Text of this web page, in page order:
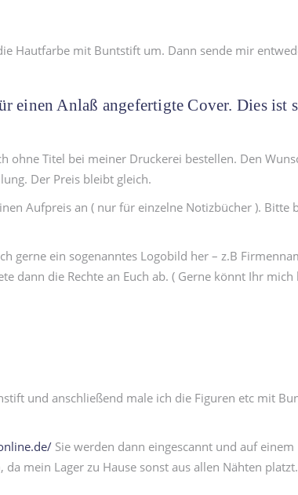
Hautfarbe mit Buntstift um. Dann sende mir
einen Anlaß angefertigte Cover. Dies ist
ohne Titel bei meiner Druckerei bestellen. Den
Der Preis bleibt gleich.
Aufpreis an ( nur für einzelne Notizbücher ). Bitte
gerne ein sogenanntes Logobild her – z.B
dann die Rechte an Euch ab. ( Gerne könnt Ihr mich
und anschließend male ich die Figuren etc mit
Sie werden dann eingescannt und auf einem
mein Lager zu Hause sonst aus allen Nähten platzt.